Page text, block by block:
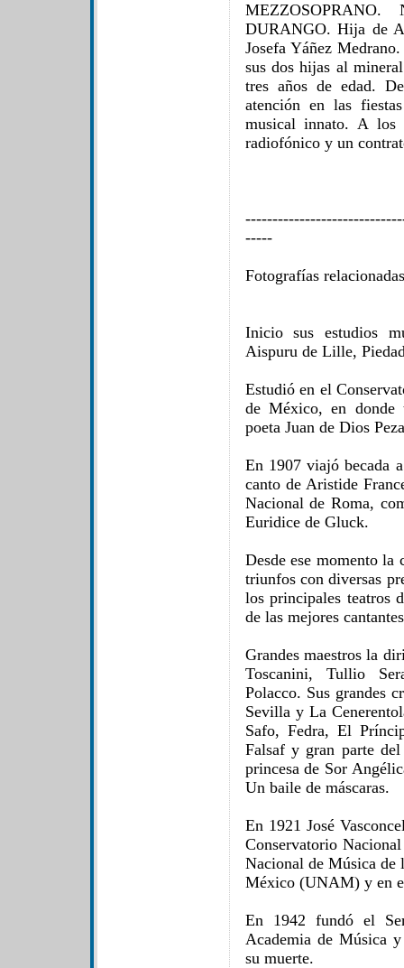
DURANGO. Hija de
Josefa Yáñez
sus dos hijas al
tres años de edad.
atención en las
musical innato. A los
radiofónico y un
-----
Fotografías relacionadas
Inicio sus estudios
Aispuru de Lille,
Estudió en el
de México, en donde
poeta Juan de Dios
En 1907 viajó becada
canto de Aristide
Nacional de Roma,
Euridice de Gluck.
Desde ese momento la
triunfos con diversas
los principales teatros
de las mejores
Grandes maestros la
Toscanini, Tullio
Polacco. Sus grandes
Sevilla y La
Safo, Fedra, El
Falsaf y gran parte
princesa de Sor
Un baile de máscaras.
En 1921 José
Conservatorio
Nacional de Música de
México (UNAM) y en
En 1942 fundó el
Academia de Música
su muerte.